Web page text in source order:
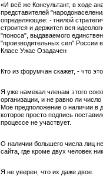
«И всё же Консультант, в ходе
представителей
определяющее: - гнилой
строится и держится вся
"поноса", выдаваемого
"производительных сил" России
Класс Ужас Озадачен
Кто из форумчан скажет, - что
Я уже намекал членам этого
организации, и не равно ли
Мое предположение о наличии в
которое просто подпись
процессе не участвует.
О наличии большего числа лиц
сайта, где кроме двух человек
Я не уверен, что их даже двое.